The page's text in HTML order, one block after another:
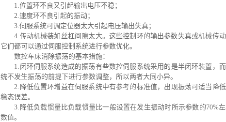
1.位置环不良又引起输出电压不稳；
2.速度环不良引起的振动；
3.伺服系统可调定位器太大引起电压输出失真；
4.传动机械装如丝杠间隙太大。这些控制环的输出参数失真或机械传动
它们都可以通过伺服控制系统进行参数优化。
数控车床消除振荡的基本措施：
1.闭环伺服系统造成的振荡有些数控伺服系统采用的是半闭环装置，
统不发生振荡的前提下进行参数调整，所以两者大同小异。
2.降低位置环增益在伺服系统中有参考的标准值，出现振荡可适当降
稳态误差。
3.降低负载惯量比负载惯量比一般设置在发生振动时所示参数的70%
数值。